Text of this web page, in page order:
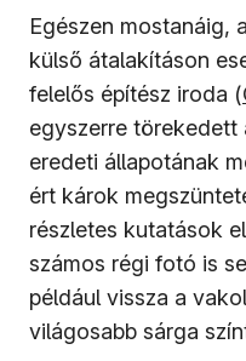
Egészen mostanáig,
külső átalakításon
felelős építész iroda (
egyszerre törekedett
eredeti állapotának
ért károk
részletes kutatások
számos régi fotó is
például vissza a
világosabb sárga